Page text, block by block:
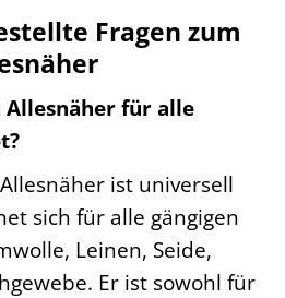
Fragen zum
für alle
ist universell
sich für alle gängigen
Leinen, Seide,
Er ist sowohl für